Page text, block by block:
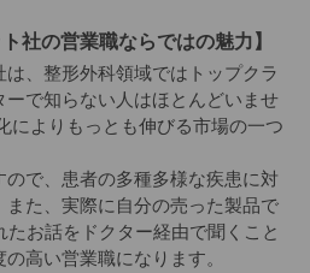
社の営業職ならではの魅力】
、整形外科領域ではトップクラ
ーで知らない人はほとんどいませ
によりもっとも伸びる市場の一つ
で、患者の多種多様な疾患に対
また、実際に自分の売った製品で
お話をドクター経由で聞くこと
高い営業職になります。